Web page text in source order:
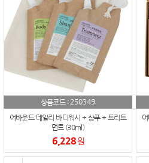
상품코드 :250349
어바운드 데일리 바디워시 + 샴푸 + 트리트
먼트 (30ml)
6,228원